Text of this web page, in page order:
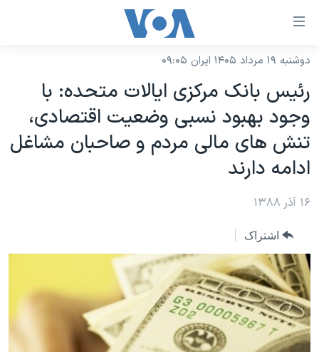
لینکهای
دسترسی
جهش
محتوای
اصلی
جهش
صفحه
جهش
به
جستجو
نسخه سبک وب‌سایت
موضوع ها
ایران
جهان
ورزشی
گزیده‌ها
ویژه برنامه‌ها
ویدیوها
فرهنگ و زندگی
برنامه های تلویزیونی
جدول برنامه ها
صفحه‌های ویژه
جام جهانی ۲۰۲۶
عملیات خشم حماسی
۲۵۰سالگی آمریکا
بایگانی برنامه‌های تلویزیونی
مستندها
فرکانس‌های صدای آمریکا
پخش رادیویی
یادگیری زبان انگلیسی
دنبال کنید
دوشنبه ۱۹ مرداد ۱۴۰۵ ایران ۰۹:۰۵
رئیس بانک مرکزی ایالات متحده: با
وجود بهبود نسبی وضعیت اقتصادی،
تنش های مالی مردم و صاحبان مشاغل
ادامه دارند
۱۶ آذر ۱۳۸۸
اشتراک